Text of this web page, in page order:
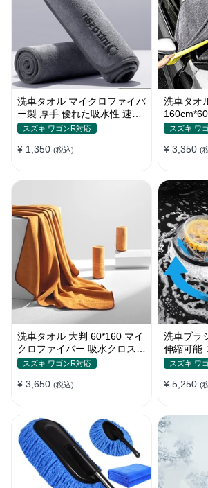
洗車タオル マイクロファイバ
ー製 厚手 優れた吸水性 速乾
拭き取り 柔らかい S~Lサイ
スズキ ワゴンR対応
¥ 1,350 (税込)
洗車タオ
パイル 優
スズキ ワ
¥ 3,350 (
洗車タオル 大判 60*160 マイ
クロファイバー 吸水クロス
両面タイプ 拭き取り 汚れ落
スズキ ワゴンR対応
¥ 3,650 (税込)
洗車ブラ
伸縮可能
ロファイ
スズキ ワ
¥ 5,250 (